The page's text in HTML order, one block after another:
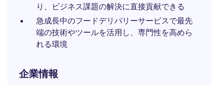
り、ビジネス課題の解決に直接貢献できる
急成長中のフードデリバリーサービスで最先
端の技術やツールを活用し、専門性を高めら
れる環境
企業情報